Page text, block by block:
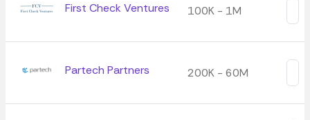
First Check Ventures 100K - 1M
Partech Partners 200K - 60M